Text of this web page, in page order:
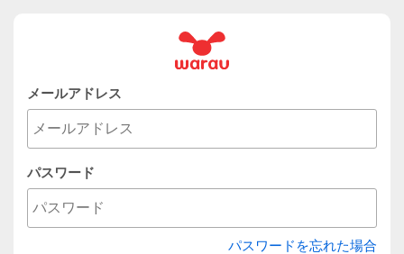
メールアドレス
パスワード
パスワードを忘れた場合